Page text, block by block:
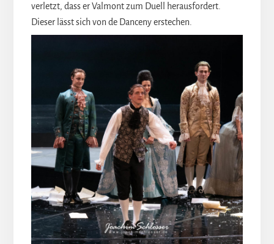
verletzt, dass er Valmont zum Duell herausfordert.
Dieser lässt sich von de Danceny erstechen.